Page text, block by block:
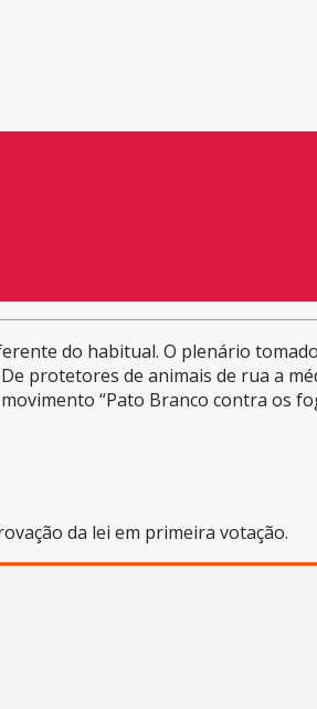
do habitual. O plenário
protetores de animais de rua a
“Pato Branco contra os
da lei em primeira votação.